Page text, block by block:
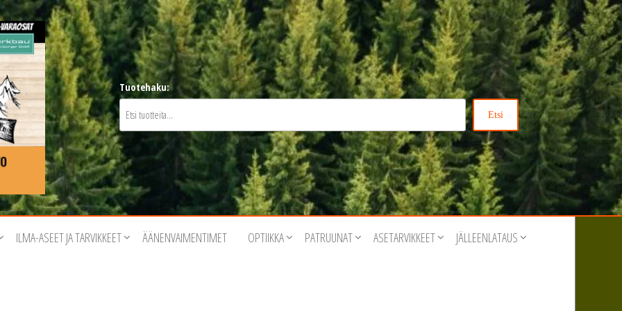
Tuotehaku:
Etsi
ILMA-ASEET JA TARVIKKEET ÄÄNENVAIMENTIMET OPTIIKKA PATRUUNAT ASETARVIKKEET JÄLLEENLATAUS